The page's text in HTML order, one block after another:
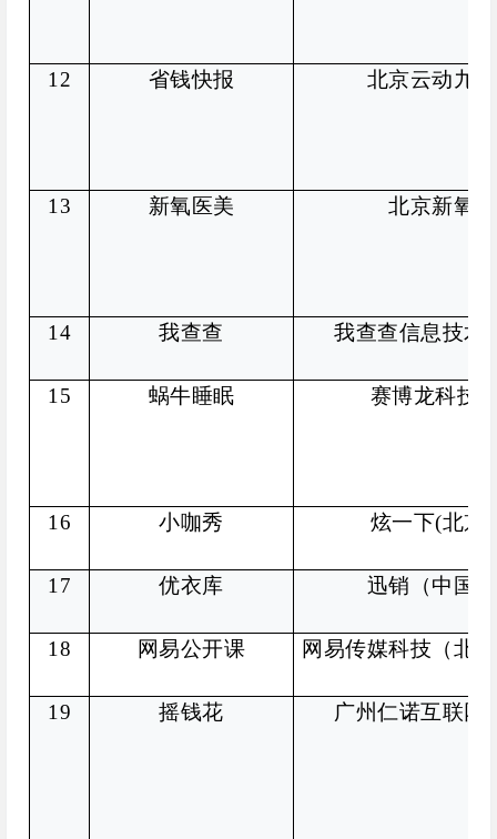
12 省钱快报 北京云动九
13 新氧医美 北京新氧
14 我查查 我查查信息技术
15 蜗牛睡眠 赛博龙科技(
16 小咖秀 炫一下(北京
17 优衣库 迅销（中国
18 网易公开课 网易传媒科技（北
19 摇钱花 广州仁诺互联网